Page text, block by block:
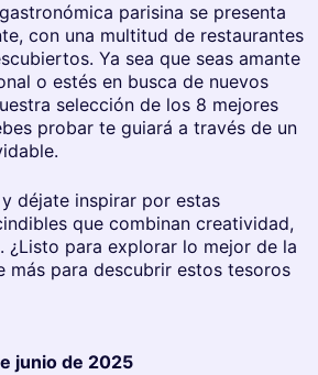
parisina se presenta
con una multitud de restaurantes
Ya sea que seas amante
o estés en busca de nuevos
selección de los 8 mejores
probar te guiará a través de un
déjate inspirar por estas
que combinan creatividad,
¿Listo para explorar lo mejor de la
más para descubrir estos tesoros
junio de 2025